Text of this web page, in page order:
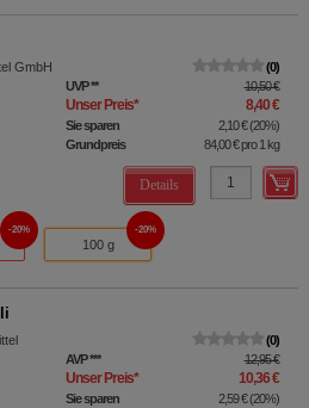
GmbH
0
UVP** 10,50 €
Unser Preis* 8,40 €
Sie sparen 2,10 €(20%)
Grundpreis
84,00 €pro 1 kg
Details
20%
100 g
20%
0
AVP*** 12,95 €
Unser Preis* 10,36 €
Sie sparen 2,59 €(20%)